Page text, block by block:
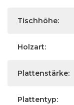
Tischhöhe:
Holzart:
Plattenstärke:
Plattentyp: